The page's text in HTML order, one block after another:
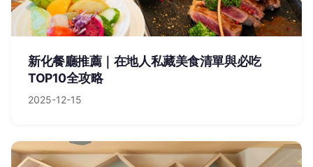
新化餐廳推薦｜在地人私藏美食清單與必吃
TOP10全攻略
2025-12-15